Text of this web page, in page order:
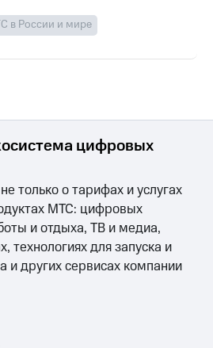
в России и мире
цифровых
только о тарифах и услугах
МТС: цифровых
и отдыха, ТВ и медиа,
технологиях для запуска и
и других сервисах компании